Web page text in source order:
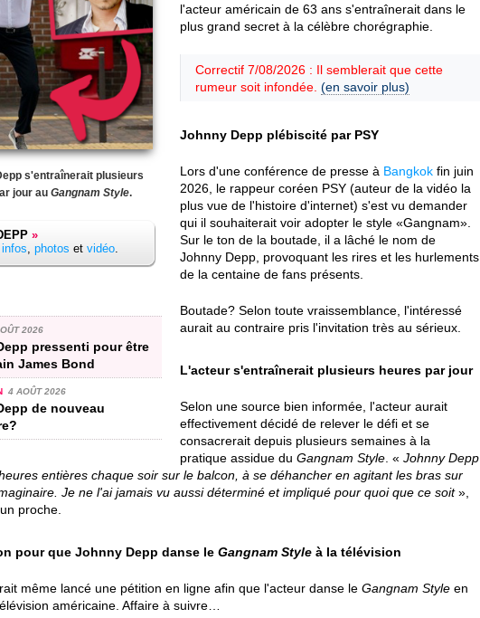
s'entraînerait plusieurs
jour au Gangnam Style.
»
infos, photos et vidéo.
2026
pressenti pour être
James Bond
4 AOÛT 2026
de nouveau
l'acteur américain de 63 ans s'entraînerait dans le
plus grand secret à la célèbre chorégraphie.
Correctif 7/08/2026 : Il semblerait que cette
rumeur soit infondée. (en savoir plus)
Johnny Depp plébiscité par PSY
Lors d'une conférence de presse à Bangkok fin juin
2026, le rappeur coréen PSY (auteur de la vidéo la
plus vue de l'histoire d'internet) s'est vu demander
qui il souhaiterait voir adopter le style «Gangnam».
Sur le ton de la boutade, il a lâché le nom de
Johnny Depp, provoquant les rires et les hurlements
de la centaine de fans présents.
Boutade? Selon toute vraissemblance, l'intéressé
aurait au contraire pris l'invitation très au sérieux.
L'acteur s'entraînerait plusieurs heures par jour
Selon une source bien informée, l'acteur aurait
effectivement décidé de relever le défi et se
consacrerait depuis plusieurs semaines à la
pratique assidue du Gangnam Style . « Johnny Depp
entières chaque soir sur le balcon, à se déhancher en agitant les bras sur
Je ne l'ai jamais vu aussi déterminé et impliqué pour quoi que ce soit»,
proche.
pour que Johnny Depp danse le Gangnam Style à la télévision
même lancé une pétition en ligne afin que l'acteur danse le Gangnam Style en
américaine. Affaire à suivre…